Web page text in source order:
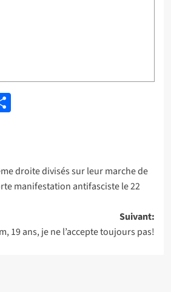
Partager
droite divisés sur leur marche de
manifestation antifasciste le 22
Suivant:
19 ans, je ne l’accepte toujours pas!